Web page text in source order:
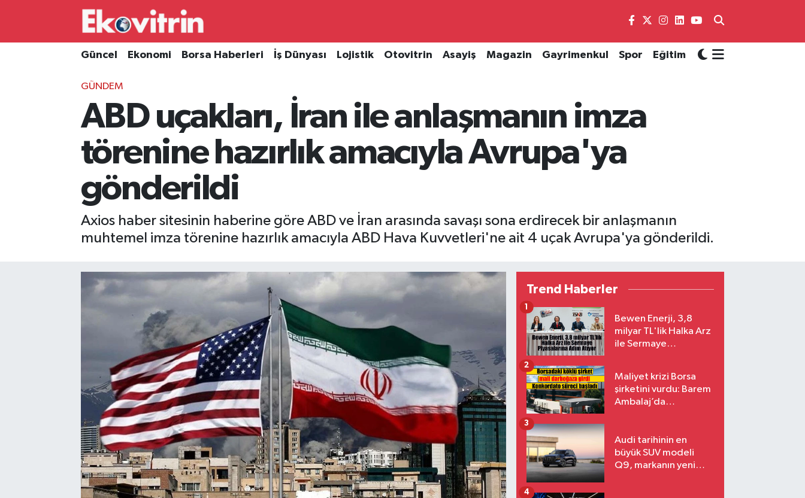
Güncel Ekonomi Borsa Haberleri İş Dünyası Lojistik Otovitrin Asayiş Magazin Gayrimenkul Spor Eğitim
GÜNDEM
ABD uçakları, İran ile anlaşmanın imza
törenine hazırlık amacıyla Avrupa'ya
gönderildi
Axios haber sitesinin haberine göre ABD ve İran arasında savaşı sona erdirecek bir anlaşmanın
muhtemel imza törenine hazırlık amacıyla ABD Hava Kuvvetleri'ne ait 4 uçak Avrupa'ya gönderildi.
Trend Haberler
Bewen Enerji, 3,8
milyar TL'lik Halka Arz
ile Sermaye
1
Maliyet krizi Borsa
şirketini vurdu: Barem
Ambalaj’da
2
Audi tarihinin en
büyük SUV modeli
Q9, markanın yeni
3
4
Güncel
Borsa Haberleri
Gayrimenkul
Hava Durumu
Süper Lig Puan Durumu ve Fikstür
Tüm Manşetler
Son Dakika Haberleri
Haber Arşivi